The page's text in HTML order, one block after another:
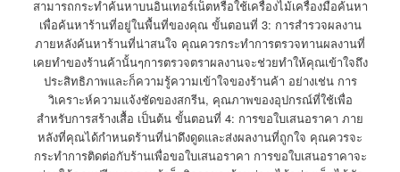
สามารถกระทำค้นหาบนอินเทอร์เน็ตหรือใช้เครื่องไม้เครื่องมือค้นหา
เพื่อค้นหาร้านที่อยู่ในพื้นที่ของคุณ ขั้นตอนที่ 3: การสำรวจผลงาน
ภายหลังค้นหาร้านที่น่าสนใจ คุณควรกระทำการตรวจทานผลงานที่
เคยทำของร้านค้านั้นๆการตรวจตราผลงานจะช่วยทำให้คุณเข้าใจถึง
ประสิทธิภาพและก็ความรู้ความเข้าใจของร้านค้า อย่างเช่น การ
วิเคราะห์ความแจ้งชัดของสกรีน, คุณภาพของอุปกรณ์ที่ใช้เพื่อ
สำหรับการสร้างเสื้อ เป็นต้น ขั้นตอนที่ 4: การขอใบเสนอราคา ภาย
หลังที่คุณได้กำหนดร้านที่น่าดึงดูดและส่งผลงานที่ถูกใจ คุณควรจะ
กระทำการติดต่อกับร้านเพื่อขอใบเสนอราคา การขอใบเสนอราคาจะ